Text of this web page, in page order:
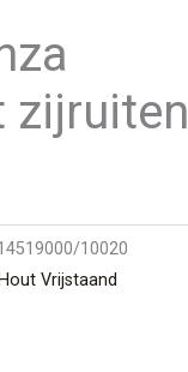
zijruiten
10020
Hout Vrijstaand